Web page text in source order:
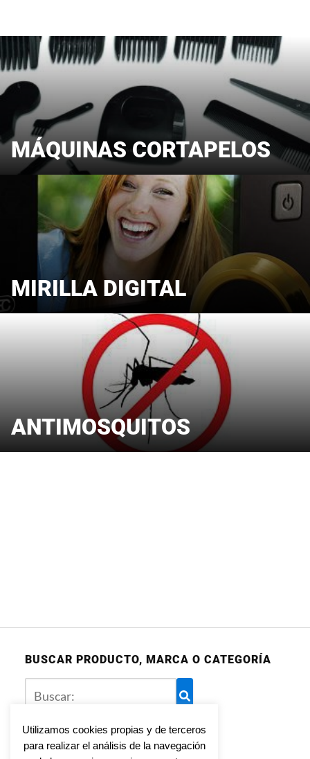
MÁQUINAS CORTAPELOS
MIRILLA DIGITAL
ANTIMOSQUITOS
BUSCAR PRODUCTO, MARCA O CATEGORÍA
Utilizamos cookies propias y de terceros
para realizar el análisis de la navegación